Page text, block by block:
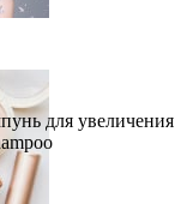
для увеличения